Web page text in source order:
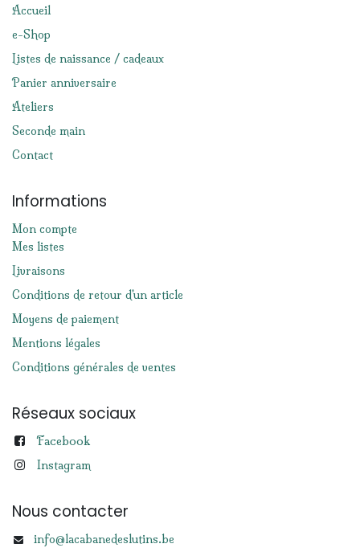
Accueil
e-Shop
Listes de naissance / cadeaux
Panier anniversaire
Ateliers
Seconde main
Contact
Informations
Mon compte
Mes listes
Livraisons
Conditions de retour d'un article
Moyens de paiement
Mentions légales
Conditions générales de ventes
Réseaux sociaux
Facebook
Instagram
Nous contacter
info@lacabanedeslutins.be